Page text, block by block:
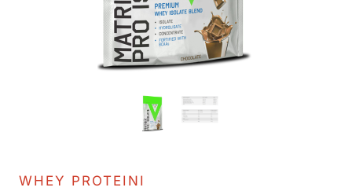
WHEY PROTEINI